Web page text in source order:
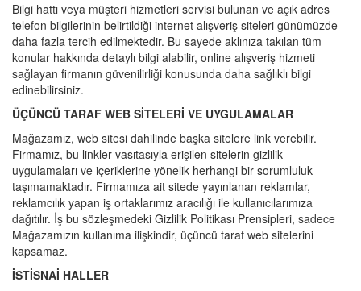
Bilgi hattı veya müşteri hizmetleri servisi bulunan ve açık adres
telefon bilgilerinin belirtildiği internet alışveriş siteleri günümüzde
daha fazla tercih edilmektedir. Bu sayede aklınıza takılan tüm
konular hakkında detaylı bilgi alabilir, online alışveriş hizmeti
sağlayan firmanın güvenilirliği konusunda daha sağlıklı bilgi
edinebilirsiniz.
ÜÇÜNCÜ TARAF WEB SİTELERİ VE UYGULAMALAR
Mağazamız, web sitesi dahilinde başka sitelere link verebilir.
Firmamız, bu linkler vasıtasıyla erişilen sitelerin gizlilik
uygulamaları ve içeriklerine yönelik herhangi bir sorumluluk
taşımamaktadır. Firmamıza ait sitede yayınlanan reklamlar,
reklamcılık yapan iş ortaklarımız aracılığı ile kullanıcılarımıza
dağıtılır. İş bu sözleşmedeki Gizlilik Politikası Prensipleri, sadece
Mağazamızın kullanıma ilişkindir, üçüncü taraf web sitelerini
kapsamaz.
İSTİSNAİ HALLER